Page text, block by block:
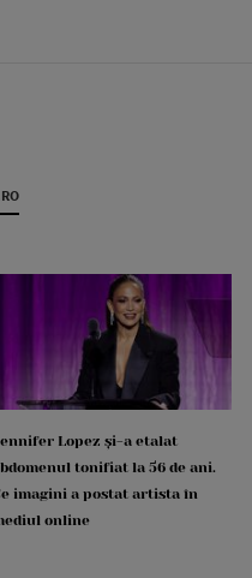
Lopez și-a etalat
tonifiat la 56 de ani.
imagini a postat artista în
online